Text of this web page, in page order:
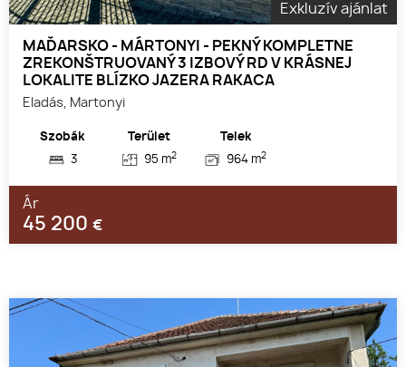
Exkluzív ajánlat
MAĎARSKO - MÁRTONYI - PEKNÝ KOMPLETNE
ZREKONŠTRUOVANÝ 3 IZBOVÝ RD V KRÁSNEJ
LOKALITE BLÍZKO JAZERA RAKACA
Eladás, Martonyi
Szobák
3
Terület
95 m2
Telek
964 m2
Ár
45 200 €